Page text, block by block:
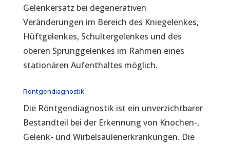
Gelenkersatz bei degenerativen
Veränderungen im Bereich des Kniegelenkes,
Hüftgelenkes, Schultergelenkes und des
oberen Sprunggelenkes im Rahmen eines
stationären Aufenthaltes möglich.
Röntgendiagnostik
Die Röntgendiagnostik ist ein unverzichtbarer
Bestandteil bei der Erkennung von Knochen-,
Gelenk- und Wirbelsäulenerkrankungen. Die